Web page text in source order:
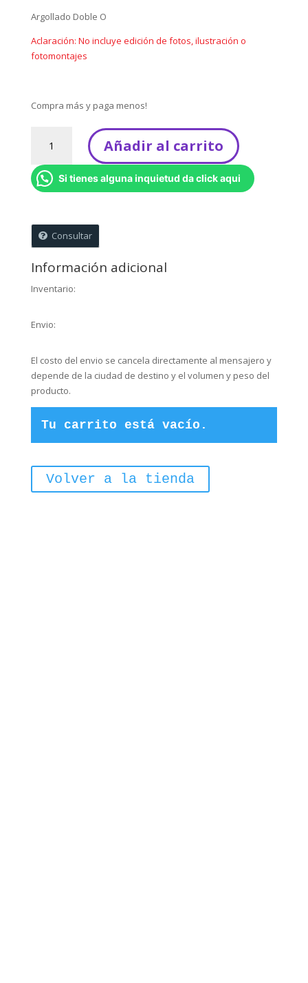
Argollado Doble O
Aclaración: No incluye edición de fotos, ilustración o
fotomontajes
Compra más y paga menos!
dibujo
personalizada
(Venta
12
unidades)
Añadir al carrito
Si tienes alguna inquietud da click aqui
Consultar
Información adicional
Inventario:
Envio:
El costo del envio se cancela directamente al mensajero y
depende de la ciudad de destino y el volumen y peso del
producto.
Tu carrito está vacío.
Volver a la tienda